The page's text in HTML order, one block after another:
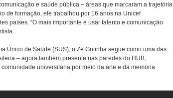
e saúde pública – áreas que marcaram a trajetória
de formação, ele trabalhou por 16 anos na Unicef
países. “O mais importante é usar talento e comunicação
Único de Saúde (SUS), o Zé Gotinha segue como uma das
– agora também presente nas paredes do HUB,
universitária por meio da arte e da memória